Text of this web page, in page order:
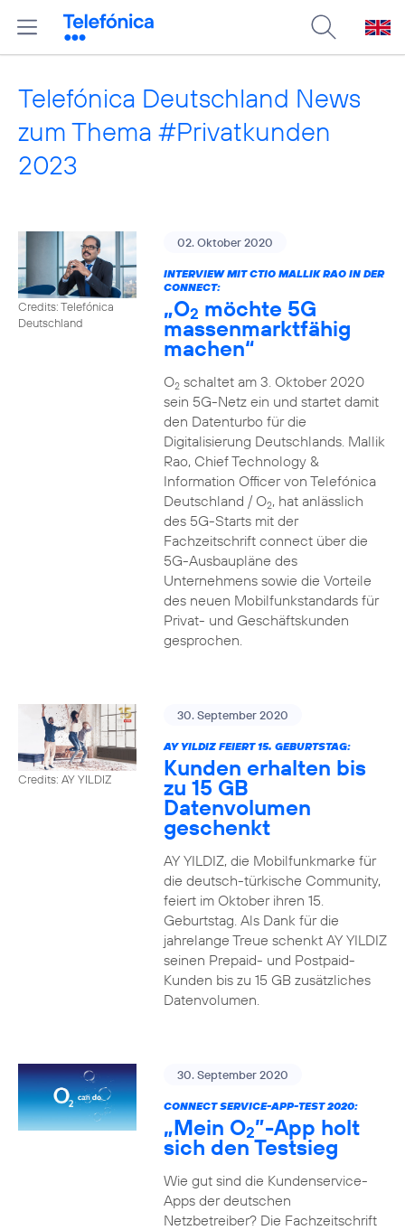
Telefónica Deutschland News
zum Thema #Privatkunden
2023
Credits: Telefónica
Deutschland
02. Oktober 2020
INTERVIEW MIT CTIO MALLIK RAO IN DER
CONNECT:
„O2 möchte 5G
massenmarktfähig
machen“
O2schaltet am 3. Oktober 2020
sein 5G-Netz ein und startet damit
den Datenturbo für die
Digitalisierung Deutschlands. Mallik
Rao, Chief Technology &
Information Officer von Telefónica
Deutschland / O2, hat anlässlich
des 5G-Starts mit der
Fachzeitschrift connect über die
5G-Ausbaupläne des
Unternehmens sowie die Vorteile
des neuen Mobilfunkstandards für
Privat- und Geschäftskunden
gesprochen.
Credits: AY YILDIZ
30. September 2020
AY YILDIZ FEIERT 15. GEBURTSTAG:
Kunden erhalten bis
zu 15 GB
Datenvolumen
geschenkt
AY YILDIZ, die Mobilfunkmarke für
die deutsch-türkische Community,
feiert im Oktober ihren 15.
Geburtstag. Als Dank für die
jahrelange Treue schenkt AY YILDIZ
seinen Prepaid- und Postpaid-
Kunden bis zu 15 GB zusätzliches
Datenvolumen.
30. September 2020
CONNECT SERVICE-APP-TEST 2020:
„Mein O2”-App holt
sich den Testsieg
Wie gut sind die Kundenservice-
Apps der deutschen
Netzbetreiber? Die Fachzeitschrift